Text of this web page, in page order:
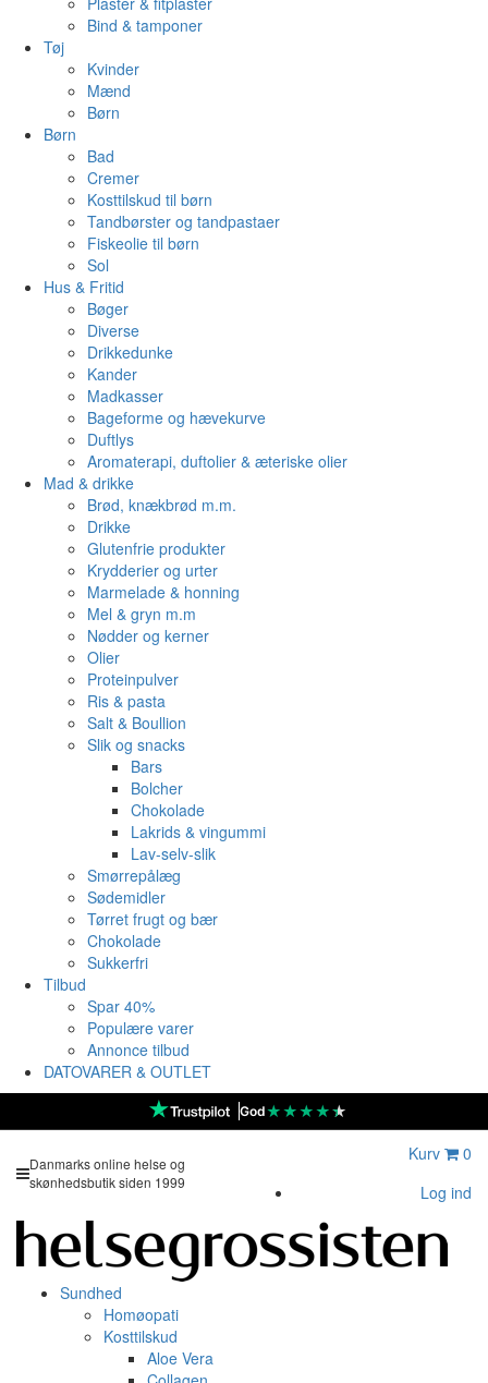
Bind & tamponer
Tøj
Kvinder
Mænd
Børn
Børn
Bad
Cremer
Kosttilskud til børn
Tandbørster og tandpastaer
Fiskeolie til børn
Sol
Hus & Fritid
Bøger
Diverse
Drikkedunke
Kander
Madkasser
Bageforme og hævekurve
Duftlys
Aromaterapi, duftolier & æteriske olier
Mad & drikke
Brød, knækbrød m.m.
Drikke
Glutenfrie produkter
Krydderier og urter
Marmelade & honning
Mel & gryn m.m
Nødder og kerner
Olier
Proteinpulver
Ris & pasta
Salt & Boullion
Slik og snacks
Bars
Bolcher
Chokolade
Lakrids & vingummi
Lav-selv-slik
Smørrepålæg
Sødemidler
Tørret frugt og bær
Chokolade
Sukkerfri
Tilbud
Spar 40%
Populære varer
Annonce tilbud
DATOVARER & OUTLET
God★★★★★
Danmarks online helse og
skønhedsbutik siden 1999
Kurv
0
Log ind
Sundhed
Homøopati
Kosttilskud
Aloe Vera